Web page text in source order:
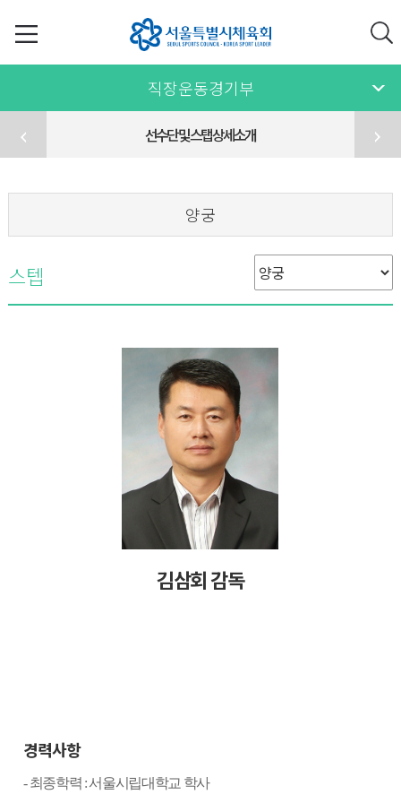
직장운동경기부
선수단 및 스탭 상세소개
양궁
스텝
김삼회 감독
경력사항
-최종학력 :서울시립대학교 학사